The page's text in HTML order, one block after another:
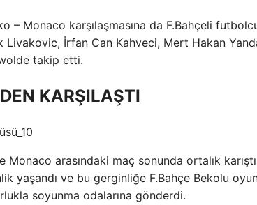
– Monaco karşılaşmasına da F.Bahçeli
Livakovic, İrfan Can Kahveci, Mert Hakan
takip etti.
KARŞILAŞTI
Monaco arasındaki maç sonunda ortalık
yaşandı ve bu gerginliğe F.Bahçe Bekolu
soyunma odalarına gönderdi.